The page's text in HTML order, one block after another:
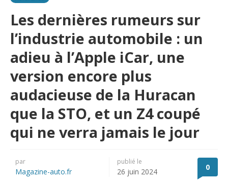
Les dernières rumeurs sur
l’industrie automobile : un
adieu à l’Apple iCar, une
version encore plus
audacieuse de la Huracan
que la STO, et un Z4 coupé
qui ne verra jamais le jour
par
Magazine-auto.fr
publié le
26 juin 2024 0